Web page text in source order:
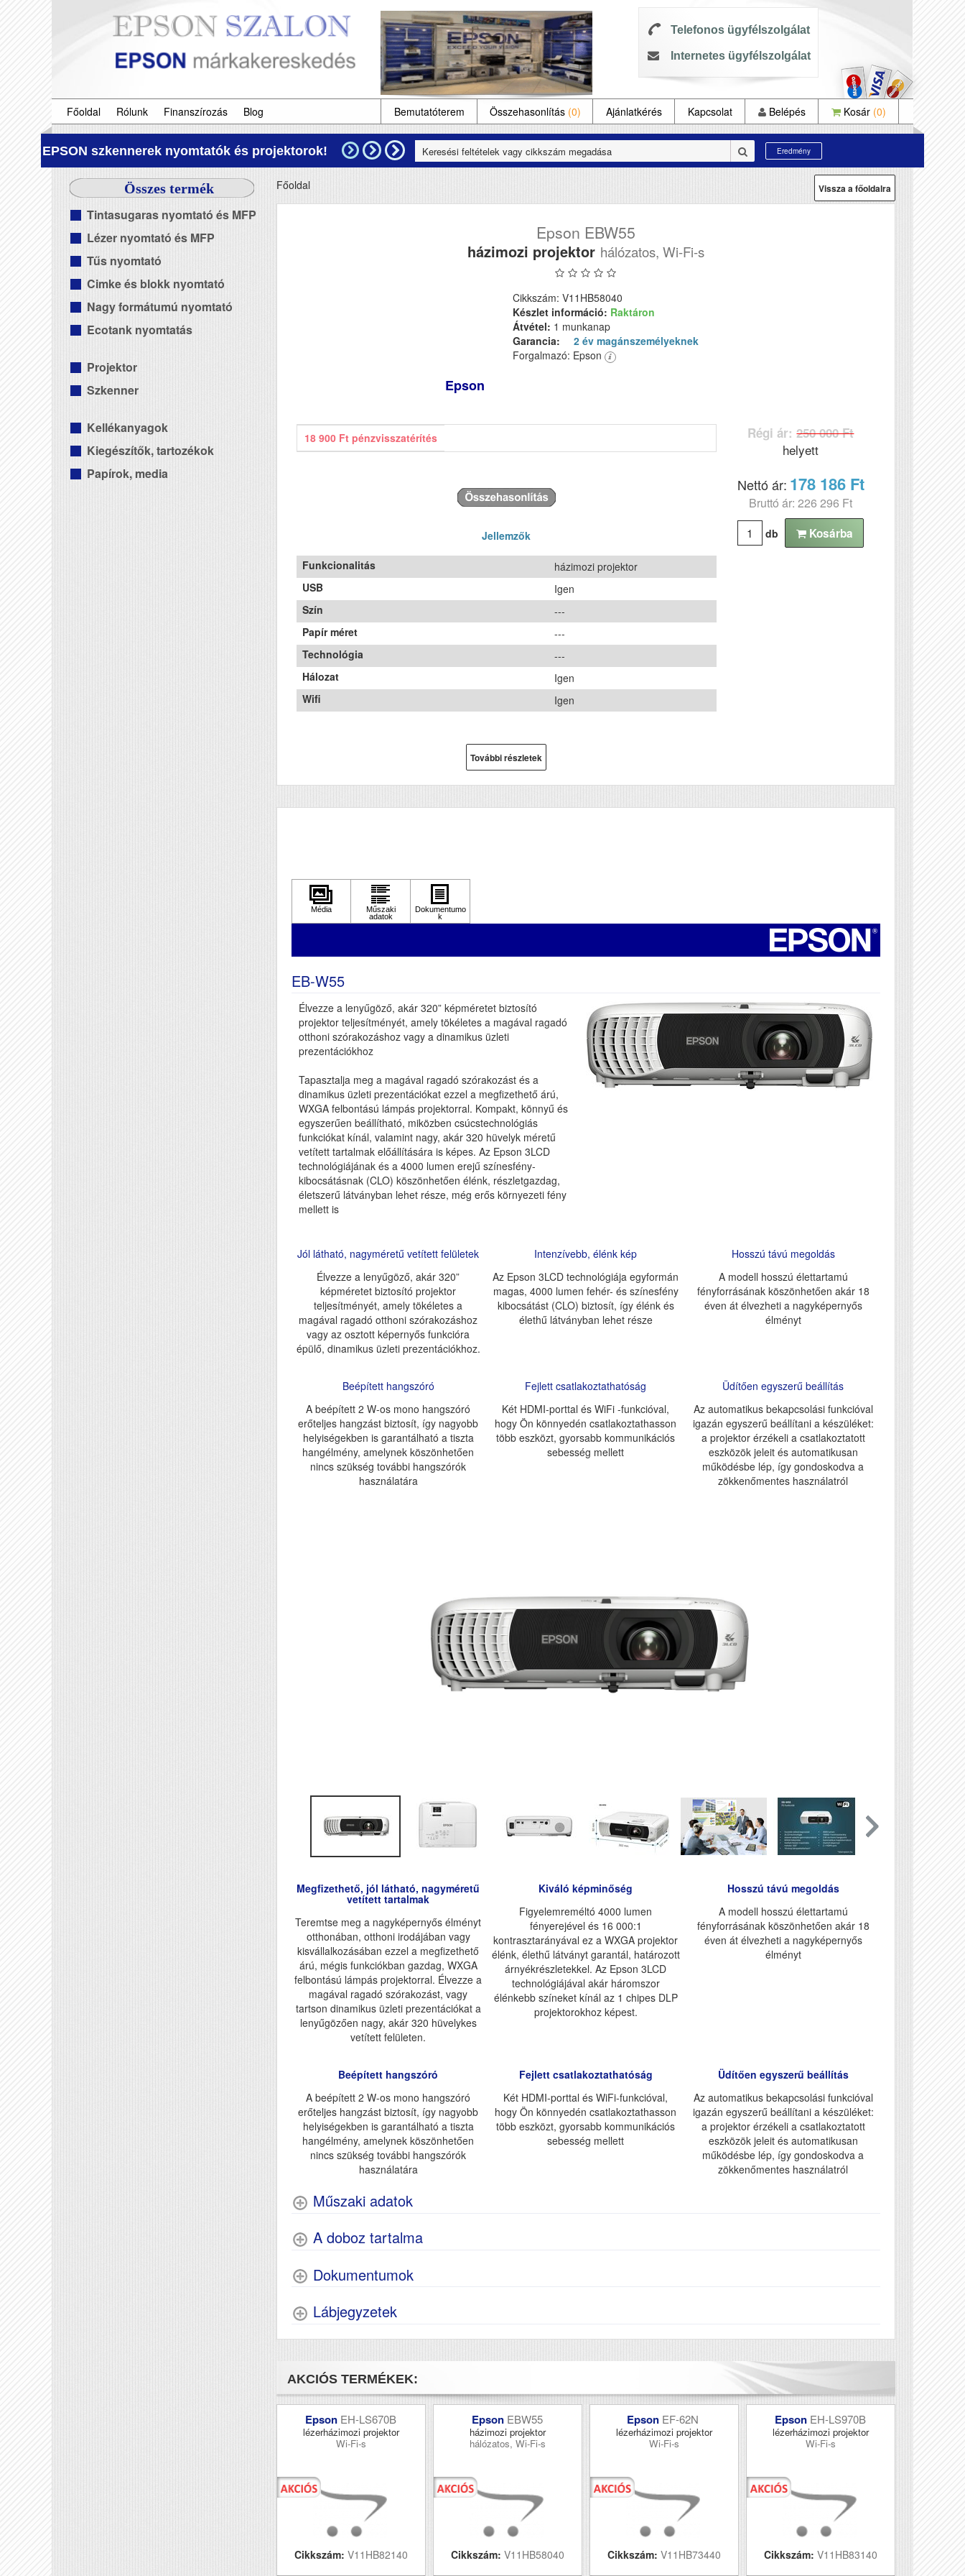
Telefonos ügyfélszolgálat
Internetes ügyfélszolgálat
Főoldal Rólunk Finanszírozás Blog Bemutatóterem Összehasonlítás (0) Ajánlatkérés Kapcsolat Belépés Kosár (0)
EPSON szkennerek nyomtatók és projektorok! Eredmény
Összes termék
Tintasugaras nyomtató és MFP
Lézer nyomtató és MFP
Tűs nyomtató
Cimke és blokk nyomtató
Nagy formátumú nyomtató
Ecotank nyomtatás
Projektor
Szkenner
Kellékanyagok
Kiegészítők, tartozékok
Papírok, media
Vissza a főoldalra
Főoldal
Epson EBW55
házimozi projektor hálózatos, Wi-Fi-s
Epson
Cikkszám: V11HB58040
Készlet információ: Raktáron
Átvétel: 1 munkanap
Garancia:
2 év magánszemélyeknek
Forgalmazó: Epson
18 900 Ft pénzvisszatérítés
Jellemzők
Funkcionalitás
házimozi projektor
USB
Igen
Szín
---
Papír méret
---
Technológia
---
Hálozat
Igen
Wifi
Igen
További részletek
Régi ár:250 000 Ft
helyett
Nettó ár: 178 186 Ft
Bruttó ár: 226 296 Ft
db Kosárba
EB-W55
Élvezze a lenyűgöző, akár 320” képméretet biztosító
projektor teljesítményét, amely tökéletes a magával ragadó
otthoni szórakozáshoz vagy a dinamikus üzleti
prezentációkhoz
Tapasztalja meg a magával ragadó szórakozást és a
dinamikus üzleti prezentációkat ezzel a megfizethető árú,
WXGA felbontású lámpás projektorral. Kompakt, könnyű és
egyszerűen beállítható, miközben csúcstechnológiás
funkciókat kínál, valamint nagy, akár 320 hüvelyk méretű
vetített tartalmak előállítására is képes. Az Epson 3LCD
technológiájának és a 4000 lumen erejű színesfény-
kibocsátásnak (CLO) köszönhetően élénk, részletgazdag,
életszerű látványban lehet része, még erős környezeti fény
mellett is
Jól látható, nagyméretű vetített felületek
Élvezze a lenyűgöző, akár 320”
képméretet biztosító projektor
teljesítményét, amely tökéletes a
magával ragadó otthoni szórakozáshoz
vagy az osztott képernyős funkcióra
épülő, dinamikus üzleti prezentációkhoz.
Intenzívebb, élénk kép
Az Epson 3LCD technológiája egyformán
magas, 4000 lumen fehér- és színesfény
kibocsátást (CLO) biztosít, így élénk és
élethű látványban lehet része
Hosszú távú megoldás
A modell hosszú élettartamú
fényforrásának köszönhetően akár 18
éven át élvezheti a nagyképernyős
élményt
Beépített hangszóró
A beépített 2 W-os mono hangszóró
erőteljes hangzást biztosít, így nagyobb
helyiségekben is garantálható a tiszta
hangélmény, amelynek köszönhetően
nincs szükség további hangszórók
használatára
Fejlett csatlakoztathatóság
Két HDMI-porttal és WiFi -funkcióval,
hogy Ön könnyedén csatlakoztathasson
több eszközt, gyorsabb kommunikációs
sebesség mellett
Üdítően egyszerű beállítás
Az automatikus bekapcsolási funkcióval
igazán egyszerű beállítani a készüléket:
a projektor érzékeli a csatlakoztatott
eszközök jeleit és automatikusan
működésbe lép, így gondoskodva a
zökkenőmentes használatról
Megfizethető, jól látható, nagyméretű
vetített tartalmak
Teremtse meg a nagyképernyős élményt
otthonában, otthoni irodájában vagy
kisvállalkozásában ezzel a megfizethető
árú, mégis funkciókban gazdag, WXGA
felbontású lámpás projektorral. Élvezze a
magával ragadó szórakozást, vagy
tartson dinamikus üzleti prezentációkat a
lenyűgözően nagy, akár 320 hüvelykes
vetített felületen.
Kiváló képminőség
Figyelemreméltó 4000 lumen
fényerejével és 16 000:1
kontrasztarányával ez a WXGA projektor
élénk, élethű látványt garantál, határozott
árnyékrészletekkel. Az Epson 3LCD
technológiájával akár háromszor
élénkebb színeket kínál az 1 chipes DLP
projektorokhoz képest.
Hosszú távú megoldás
A modell hosszú élettartamú
fényforrásának köszönhetően akár 18
éven át élvezheti a nagyképernyős
élményt
Beépített hangszóró
A beépített 2 W-os mono hangszóró
erőteljes hangzást biztosít, így nagyobb
helyiségekben is garantálható a tiszta
hangélmény, amelynek köszönhetően
nincs szükség további hangszórók
használatára
Fejlett csatlakoztathatóság
Két HDMI-porttal és WiFi-funkcióval,
hogy Ön könnyedén csatlakoztathasson
több eszközt, gyorsabb kommunikációs
sebesség mellett
Üdítően egyszerű beállítás
Az automatikus bekapcsolási funkcióval
igazán egyszerű beállítani a készüléket:
a projektor érzékeli a csatlakoztatott
eszközök jeleit és automatikusan
működésbe lép, így gondoskodva a
zökkenőmentes használatról
Műszaki adatok
A doboz tartalma
Dokumentumok
Lábjegyzetek
AKCIÓS TERMÉKEK:
Epson EH-LS670B
lézerházimozi projektor
Wi-Fi-s
Cikkszám: V11HB82140
Epson EBW55
házimozi projektor
hálózatos, Wi-Fi-s
Cikkszám: V11HB58040
Epson EF-62N
lézerházimozi projektor
Wi-Fi-s
Cikkszám: V11HB73440
Epson EH-LS970B
lézerházimozi projektor
Wi-Fi-s
Cikkszám: V11HB83140